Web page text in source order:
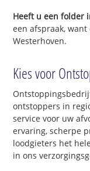
Heeft u een folder
een afspraak,
Westerhoven.
Kies voor
ontstoppers in
service voor uw
ervaring, scherpe
loodgieters het
in ons